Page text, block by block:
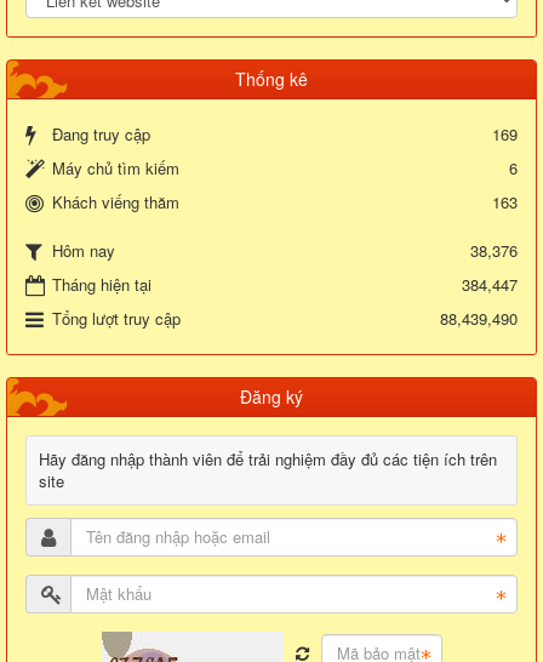
Thống kê
Đang truy cập
169
Máy chủ tìm kiếm
6
Khách viếng thăm
163
Hôm nay
38,376
Tháng hiện tại
384,447
Tổng lượt truy cập
88,439,490
Đăng ký
Hãy đăng nhập thành viên để trải nghiệm đầy đủ các tiện ích trên
site